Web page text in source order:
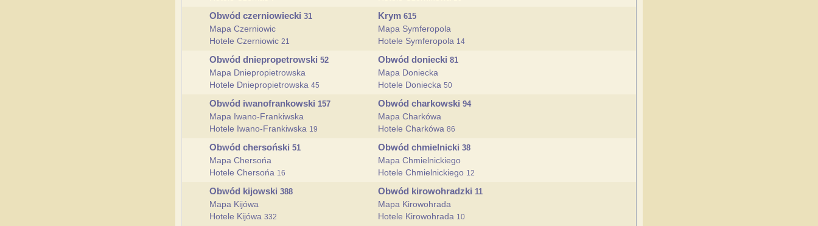
Obwód czerniowiecki 31
Mapa Czerniowic
Hotele Czerniowic 21
Krym 615
Mapa Symferopola
Hotele Symferopola 14
Obwód dniepropetrowski 52
Mapa Dniepropietrowska
Hotele Dniepropietrowska 45
Obwód doniecki 81
Mapa Doniecka
Hotele Doniecka 50
Obwód iwanofrankowski 157
Mapa Iwano-Frankiwska
Hotele Iwano-Frankiwska 19
Obwód charkowski 94
Mapa Charkówa
Hotele Charkówa 86
Obwód chersoński 51
Mapa Chersońa
Hotele Chersońa 16
Obwód chmielnicki 38
Mapa Chmielnickiego
Hotele Chmielnickiego 12
Obwód kijowski 388
Mapa Kijówa
Hotele Kijówa 332
Obwód kirowohradzki 11
Mapa Kirowohrada
Hotele Kirowohrada 10